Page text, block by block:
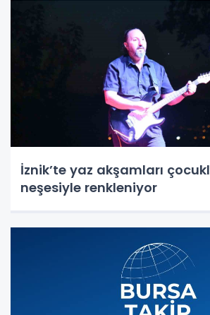
İznik’te yaz akşamları
neşesiyle renkleniyor